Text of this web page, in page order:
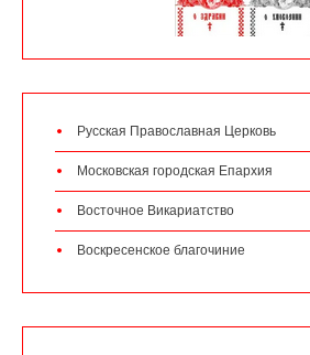
Русская Православная Церковь
Московская городская Епархия
Восточное Викариатство
Воскресенское благочиние